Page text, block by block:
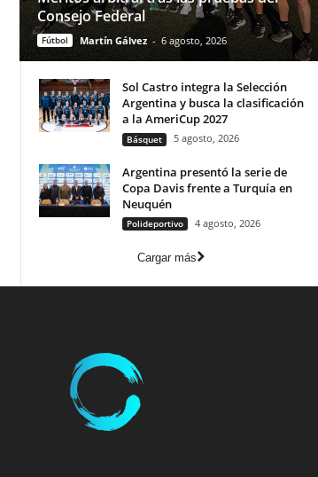
Consejo Federal
Fútbol Martín Gálvez - 6 agosto, 2026
Sol Castro integra la Selección
Argentina y busca la clasificación
a la AmeriCup 2027
Básquet 5 agosto, 2026
Argentina presentó la serie de
Copa Davis frente a Turquía en
Neuquén
Polideportivo 4 agosto, 2026
Cargar más